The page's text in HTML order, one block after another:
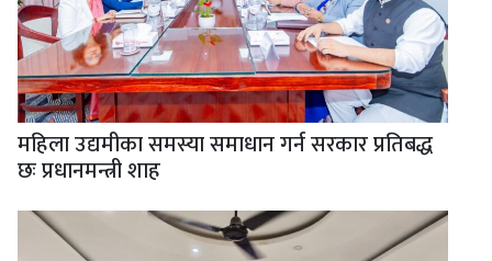
महिला उद्यमीका समस्या समाधान गर्न सरकार प्रतिबद्ध
छः प्रधानमन्त्री शाह